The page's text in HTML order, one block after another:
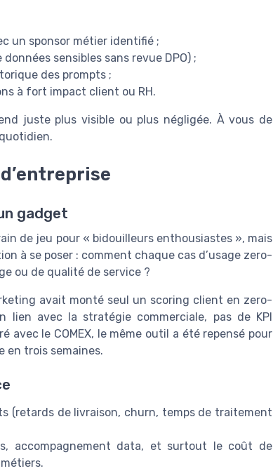
un sponsor métier identifié ;
sensibles sans revue DPO) ;
des prompts ;
à fort impact client ou RH.
juste plus visible ou plus négligée. À vous de
gadget
de jeu pour « bidouilleurs enthousiastes », mais
à se poser : comment chaque cas d’usage zero-
ou de qualité de service ?
avait monté seul un scoring client en zero-
lien avec la stratégie commerciale, pas de KPI
le COMEX, le même outil a été repensé pour
en trois semaines.
(retards de livraison, churn, temps de traitement
accompagnement data, et surtout le coût de